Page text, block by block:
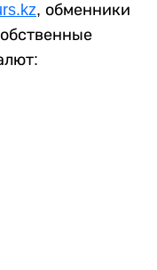
, обменники